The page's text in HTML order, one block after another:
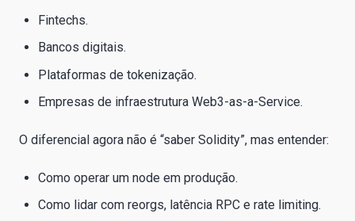
Fintechs.
Bancos digitais.
Plataformas de tokenização.
Empresas de infraestrutura Web3-as-a-Service.
O diferencial agora não é “saber Solidity”, mas entender:
Como operar um node em produção.
Como lidar com reorgs, latência RPC e rate limiting.